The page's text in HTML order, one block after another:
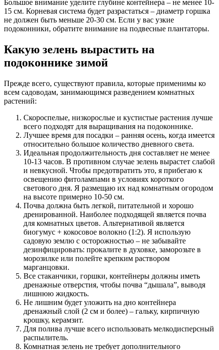
Большое внимание уделите глубине контейнера – не менее 10-
15 см. Корневая система будет разрастаться – диаметр горшка
не должен быть меньше 20-30 см. Если у вас узкие
подоконники, обратите внимание на подвесные плантаторы.
Какую зелень вырастить на
подоконнике зимой
Прежде всего, существуют правила, которые применимы ко
всем садоводам, занимающимся разведением комнатных
растений:
Скороспелые, низкорослые и кустистые растения лучше
всего подходят для выращивания на подоконнике.
Лучшее время для посадки – ранняя осень, когда имеется
относительно большое количество дневного света.
Идеальная продолжительность дня составляет не менее
10-13 часов. В противном случае зелень вырастет слабой
и невкусной. Чтобы предотвратить это, я прибегаю к
освещению фитолампами в условиях короткого
светового дня. Я размещаю их над комнатным огородом
на высоте примерно 10-50 см.
Почва должна быть легкой, питательной и хорошо
дренированной. Наиболее подходящей является почва
для комнатных цветов. Альтернативой является
биогумус + кокосовое волокно (1:2). Я использую
садовую землю с осторожностью – не забывайте
дезинфицировать: прокалите в духовке, заморозьте в
морозилке или полейте крепким раствором
марганцовки.
Все стаканчики, горшки, контейнеры должны иметь
дренажные отверстия, чтобы почва “дышала”, выводя
лишнюю жидкость.
Не лишним будет уложить на дно контейнера
дренажный слой (2 см и более) – гальку, кирпичную
крошку, керамзит.
Для полива лучше всего использовать мелкодисперсный
распылитель.
Комнатная зелень не требует дополнительного